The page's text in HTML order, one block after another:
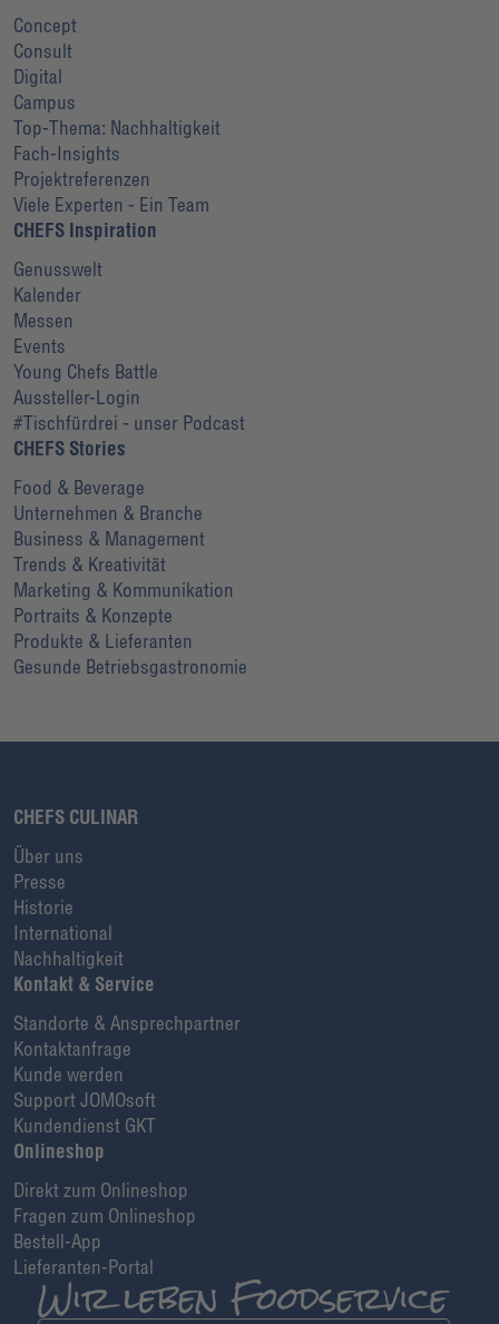
Concept
Consult
Digital
Campus
Top-Thema: Nachhaltigkeit
Fach-Insights
Projektreferenzen
Viele Experten - Ein Team
CHEFS Inspiration
Genusswelt
Kalender
Messen
Events
Young Chefs Battle
Aussteller-Login
#Tischfürdrei - unser Podcast
CHEFS Stories
Food & Beverage
Unternehmen & Branche
Business & Management
Trends & Kreativität
Marketing & Kommunikation
Portraits & Konzepte
Produkte & Lieferanten
Gesunde Betriebsgastronomie
CHEFS CULINAR
Über uns
Presse
Historie
International
Nachhaltigkeit
Kontakt & Service
Standorte & Ansprechpartner
Kontaktanfrage
Kunde werden
Support JOMOsoft
Kundendienst GKT
Onlineshop
Direkt zum Onlineshop
Fragen zum Onlineshop
Bestell-App
Lieferanten-Portal